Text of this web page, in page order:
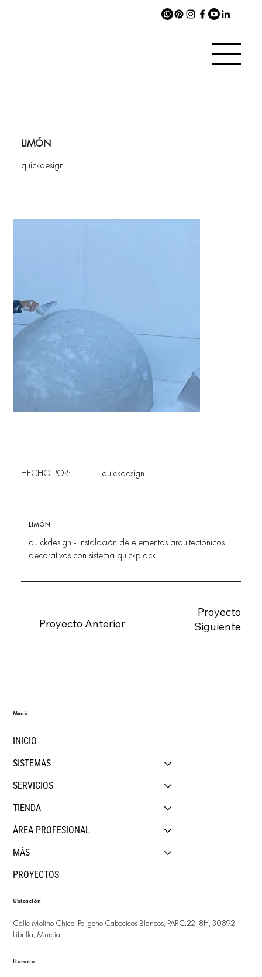
LIMÓN
quickdesign
Proyecto
Siguiente
Proyecto Anterior
quîckdesign
HECHO POR:
LIMÓN
quickdesign - Instalación de elementos arquitectónicos
decorativos con sistema quickplack
INICIO
SISTEMAS
SERVICIOS
TIENDA
ÁREA PROFESIONAL
MÁS
PROYECTOS
Menú
Ubicación
Calle Molino Chico, Polígono Cabecicos Blancos, PARC.22, 8H, 30892
Librilla, Murcia
Horario